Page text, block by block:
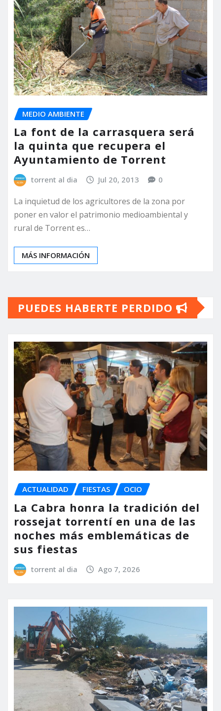
MEDIO AMBIENTE
La font de la carrasquera será
la quinta que recupera el
Ayuntamiento de Torrent
torrent al dia Jul 20, 2013 0
La inquietud de los agricultores de la zona por
poner en valor el patrimonio medioambiental y
rural de Torrent es…
MÁS INFORMACIÓN
PUEDES HABERTE PERDIDO
ACTUALIDAD FIESTAS OCIO
La Cabra honra la tradición del
rossejat torrentí en una de las
noches más emblemáticas de
sus fiestas
torrent al dia Ago 7, 2026